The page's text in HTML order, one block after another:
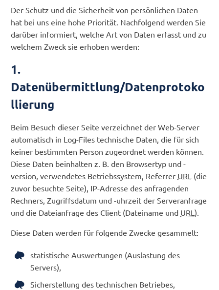
Der Schutz und die Sicherheit von persönlichen Daten
hat bei uns eine hohe Priorität. Nachfolgend werden Sie
darüber informiert, welche Art von Daten erfasst und zu
welchem Zweck sie erhoben werden:
1.
Datenübermittlung/Datenprotoko
llierung
Beim Besuch dieser Seite verzeichnet der Web-Server
automatisch in Log-Files technische Daten, die für sich
keiner bestimmten Person zugeordnet werden können.
Diese Daten beinhalten z. B. den Browsertyp und -
version, verwendetes Betriebssystem, Referrer URL (die
zuvor besuchte Seite), IP-Adresse des anfragenden
Rechners, Zugriffsdatum und -uhrzeit der Serveranfrage
und die Dateianfrage des Client (Dateiname und URL).
Diese Daten werden für folgende Zwecke gesammelt:
statistische Auswertungen (Auslastung des
Servers),
Sicherstellung des technischen Betriebes,